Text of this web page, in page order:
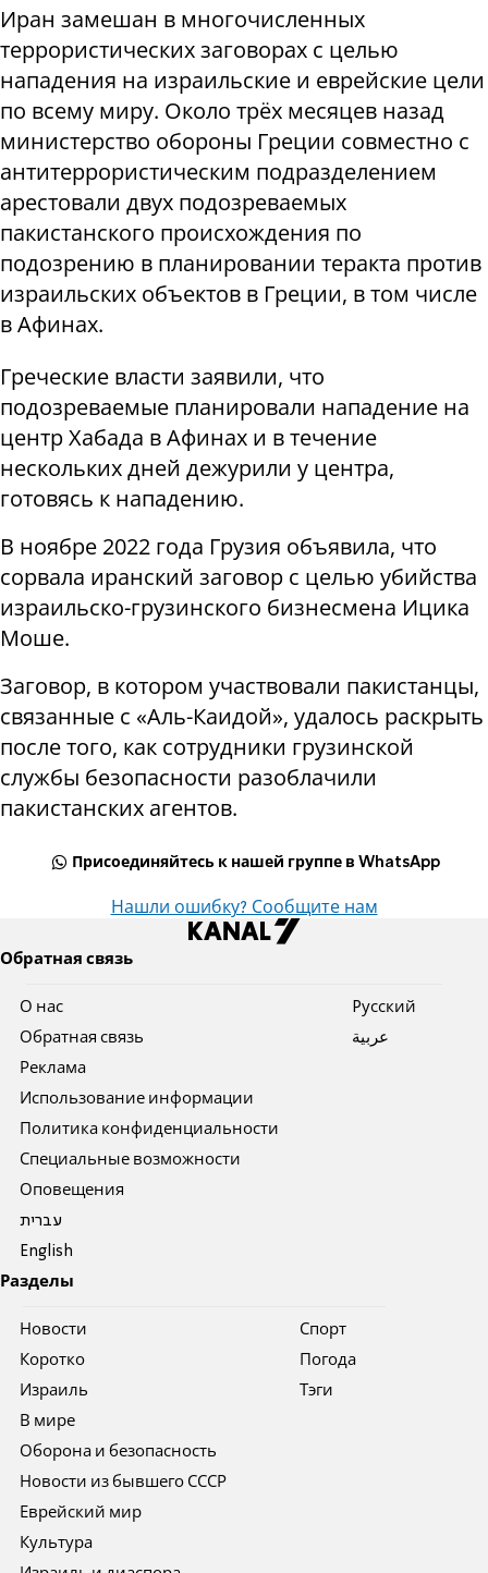
Иран замешан в многочисленных
террористических заговорах с целью
нападения на израильские и еврейские цели
по всему миру. Около трёх месяцев назад
министерство обороны Греции совместно с
антитеррористическим подразделением
арестовали двух подозреваемых
пакистанского происхождения по
подозрению в планировании теракта против
израильских объектов в Греции, в том числе
в Афинах.
Греческие власти заявили, что
подозреваемые планировали нападение на
центр Хабада в Афинах и в течение
нескольких дней дежурили у центра,
готовясь к нападению.
В ноябре 2022 года Грузия объявила, что
сорвала иранский заговор с целью убийства
израильско-грузинского бизнесмена Ицика
Моше.
Заговор, в котором участвовали пакистанцы,
связанные с «Аль-Каидой», удалось раскрыть
после того, как сотрудники грузинской
службы безопасности разоблачили
пакистанских агентов.
Присоединяйтесь к нашей группе в WhatsApp
Нашли ошибку? Сообщите нам
Обратная связь
О нас
Обратная связь
Реклама
Использование информации
Политика конфиденциальности
Специальные возможности
Оповещения
עברית
English
Pусский
عربية
Разделы
Новости
Коротко
Израиль
В мире
Оборона и безопасность
Новости из бывшего СССР
Еврейский мир
Культура
Спорт
Погода
Тэги